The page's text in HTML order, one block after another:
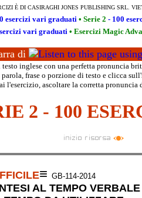
È DI CASIRAGHI JONES PUBLISHING SRL.
esercizi vari graduati • Serie 2 - 100
vari graduati • Esercizi Magic
di
testo inglese con una perfetta pronuncia
frase o porzione di testo e clicca
l'esercizio, ascoltare la corretta
2 - 100
≡ GB-114-2014
AL TEMPO